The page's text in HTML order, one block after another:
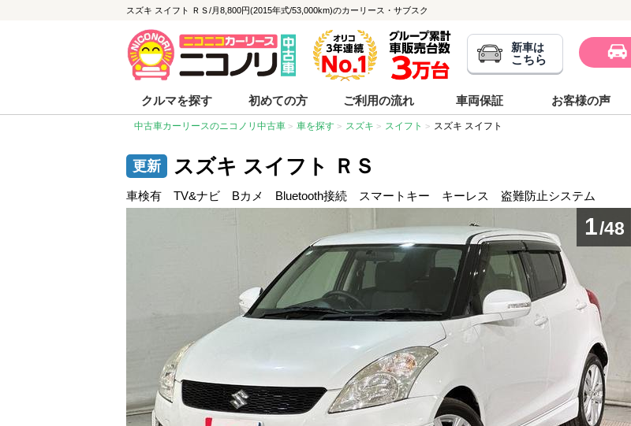
スズキ スイフト ＲＳ/月8,800円(2015年式/53,000km)のカーリース・サブスク
新車は
こちら
クルマを探す 初めての方 ご利用の流れ 車両保証 お客様の声
中古車カーリースのニコノリ中古車 車を探す スズキ スイフト スズキ スイフト
スズキ スイフト ＲＳ
車検有 TV&ナビ Bカメ Bluetooth接続 スマートキー キーレス 盗難防止システム
1/48